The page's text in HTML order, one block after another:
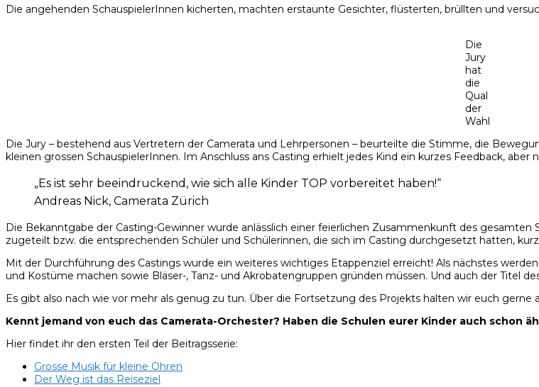
Die angehenden SchauspielerInnen kicherten, machten erstaunte Gesichter, flüsterten, brüllten und
Die
Jury
hat
die
Qual
der
Wahl
Die Jury – bestehend aus Vertretern der Camerata und Lehrpersonen – beurteilte die Stimme, die
kleinen grossen SchauspielerInnen. Im Anschluss ans Casting erhielt jedes Kind ein kurzes Feedback, aber
„Es ist sehr beeindruckend, wie sich alle Kinder TOP vorbereitet haben!“
Andreas Nick, Camerata Zürich
Die Bekanntgabe der Casting-Gewinner wurde anlässlich einer feierlichen Zusammenkunft des
zugeteilt bzw. die entsprechenden Schüler und Schülerinnen, die sich im Casting durchgesetzt hatten,
Mit der Durchführung des Castings wurde ein weiteres wichtiges Etappenziel erreicht! Als nächstes
und Kostüme machen sowie Bläser-, Tanz- und Akrobatengruppen gründen müssen. Und auch der Titel
Es gibt also nach wie vor mehr als genug zu tun. Über die Fortsetzung des Projekts halten wir euch gerne
Kennt jemand von euch das Camerata-Orchester? Haben die Schulen eurer Kinder auch
Hier findet ihr den ersten Teil der Beitragsserie:
Grosse Musik für kleine Ohren
Der Weg ist das Reiseziel